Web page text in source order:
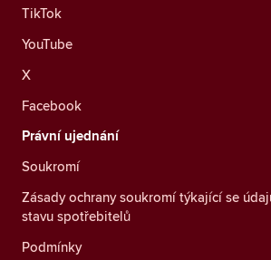
TikTok
YouTube
X
Facebook
Právní ujednání
Soukromí
Zásady ochrany soukromí týkající se
stavu spotřebitelů
Podmínky